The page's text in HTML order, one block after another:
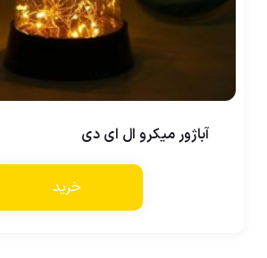
آباژور میکرو ال ای دی
خرید